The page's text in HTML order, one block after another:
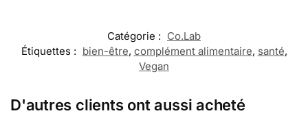
Catégorie : Co.Lab
Étiquettes : bien-être, complément alimentaire, santé,
Vegan
D'autres clients ont aussi acheté